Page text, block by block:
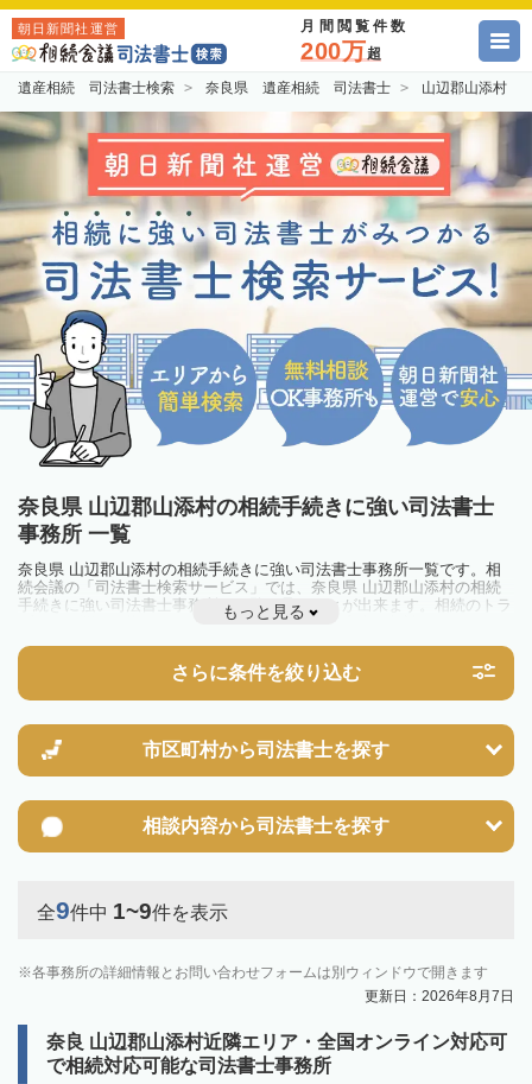
朝日新聞社運営 月間閲覧件数
200万超
遺産相続 司法書士検索 奈良県 遺産相続 司法書士 山辺郡山添村
奈良県 山辺郡山添村の相続手続きに強い司法書士
事務所 一覧
奈良県 山辺郡山添村の相続手続きに強い司法書士事務所一覧です。相
続会議の「司法書士検索サービス」では、奈良県 山辺郡山添村の相続
手続きに強い司法書士事務所を一覧で見ることが出来ます。相続のトラ
ブルやお悩みを抱えている方は一度近隣の司法書士に相談してみましょ
もっと見る
さらに条件を絞り込む
市区町村から司法書士を探す
相談内容から司法書士を探す
全9件中 1~9件を表示
各事務所の詳細情報とお問い合わせフォームは別ウィンドウで開きます
更新日：2026年8月7日
奈良 山辺郡山添村近隣エリア・全国オンライン対応可
で相続対応可能な司法書士事務所